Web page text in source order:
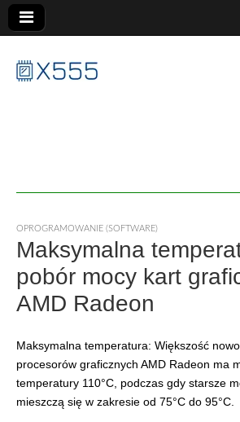
OPROGRAMOWANIE (SOFTWARE)
Maksymalna
pobór mocy kart
AMD Radeon
Maksymalna temperatura: Większość
procesorów graficznych AMD Radeon ma
temperatury 110°C, podczas gdy starsze
mieszczą się w zakresie od 75°C do 95°C.